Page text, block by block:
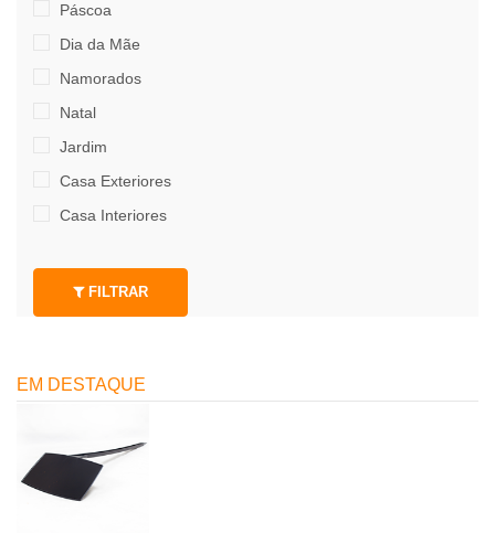
Páscoa
Dia da Mãe
Namorados
Natal
Jardim
Casa Exteriores
Casa Interiores
FILTRAR
EM DESTAQUE